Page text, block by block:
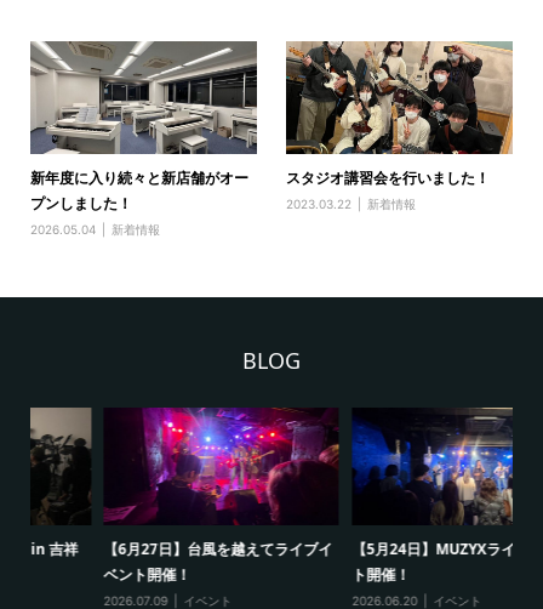
新年度に入り続々と新店舗がオー
プンしました！
2026.05.04 新着情報
スタジオ講習会を行いました！
2023.03.22 新着情報
BLOG
【6月27日】台風を越えてライブイ
ベント開催！
イベント
【5月24日】MUZYXライブイベン
イベント